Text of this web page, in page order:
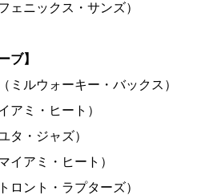
ェニックス・サンズ）
ブ】
ミルウォーキー・バックス）
アミ・ヒート）
タ・ジャズ）
イアミ・ヒート）
ロント・ラプターズ）